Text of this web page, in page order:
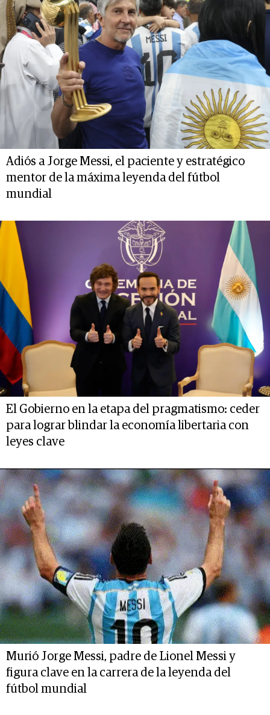
Adiós a Jorge Messi, el paciente y estratégico
mentor de la máxima leyenda del fútbol
mundial
El Gobierno en la etapa del pragmatismo: ceder
para lograr blindar la economía libertaria con
leyes clave
Murió Jorge Messi, padre de Lionel Messi y
figura clave en la carrera de la leyenda del
fútbol mundial